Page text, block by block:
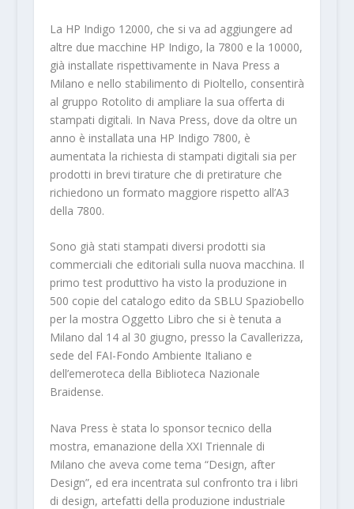
La HP Indigo 12000, che si va ad aggiungere ad
altre due macchine HP Indigo, la 7800 e la 10000,
già installate rispettivamente in Nava Press a
Milano e nello stabilimento di Pioltello, consentirà
al gruppo Rotolito di ampliare la sua offerta di
stampati digitali. In Nava Press, dove da oltre un
anno è installata una HP Indigo 7800, è
aumentata la richiesta di stampati digitali sia per
prodotti in brevi tirature che di pretirature che
richiedono un formato maggiore rispetto all’A3
della 7800.
Sono già stati stampati diversi prodotti sia
commerciali che editoriali sulla nuova macchina. Il
primo test produttivo ha visto la produzione in
500 copie del catalogo edito da SBLU Spaziobello
per la mostra Oggetto Libro che si è tenuta a
Milano dal 14 al 30 giugno, presso la Cavallerizza,
sede del FAI-Fondo Ambiente Italiano e
dell’emeroteca della Biblioteca Nazionale
Braidense.
Nava Press è stata lo sponsor tecnico della
mostra, emanazione della XXI Triennale di
Milano che aveva come tema “Design, after
Design”, ed era incentrata sul confronto tra i libri
di design, artefatti della produzione industriale